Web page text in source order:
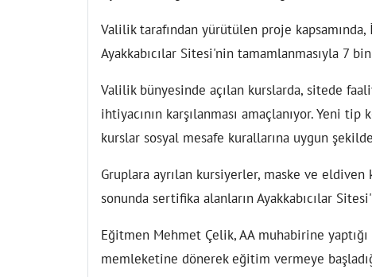
Valilik tarafından yürütülen proje
Ayakkabıcılar Sitesi'nin tamamlanmasıyla 7
Valilik bünyesinde açılan kurslarda, sitede
ihtiyacının karşılanması amaçlanıyor. Yeni
kurslar sosyal mesafe kurallarına uygun
Gruplara ayrılan kursiyerler, maske ve eldiven
sonunda sertifika alanların Ayakkabıcılar
Eğitmen Mehmet Çelik, AA muhabirine
memleketine dönerek eğitim vermeye